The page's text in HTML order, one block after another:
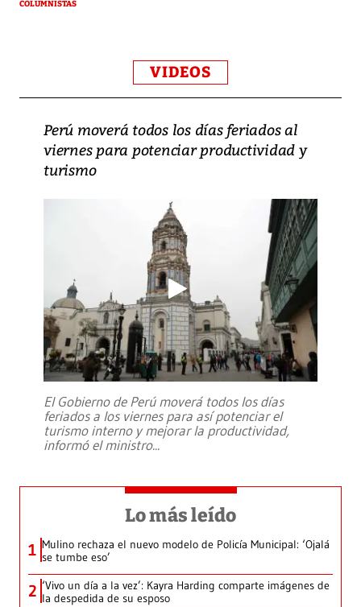
COLUMNISTAS
VIDEOS
Perú moverá todos los días feriados al
viernes para potenciar productividad y
turismo
El Gobierno de Perú moverá todos los días
feriados a los viernes para así potenciar el
turismo interno y mejorar la productividad,
informó el ministro...
Lo más leído
1 Mulino rechaza el nuevo modelo de Policía Municipal: ‘Ojalá
se tumbe eso’
2 ‘Vivo un día a la vez’: Kayra Harding comparte imágenes de
la despedida de su esposo